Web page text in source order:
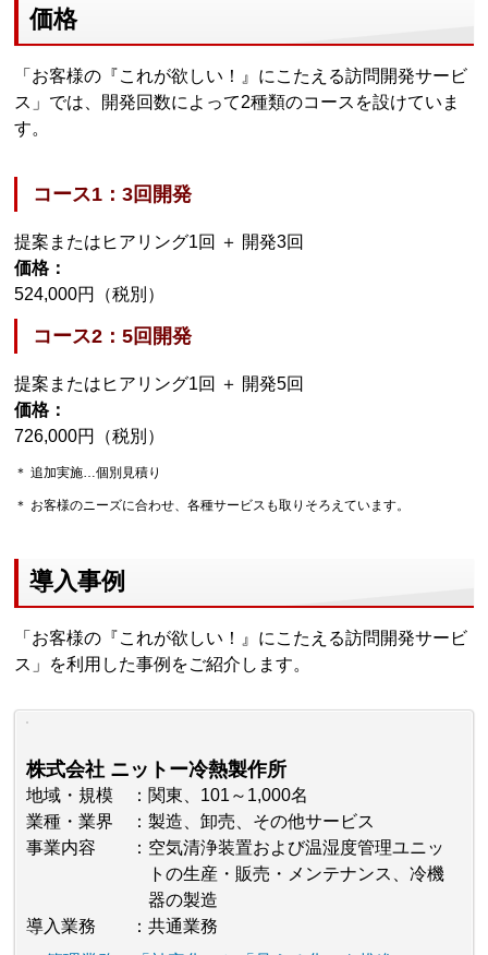
価格
「お客様の『これが欲しい！』にこたえる訪問開発サービ
ス」では、開発回数によって2種類のコースを設けていま
す。
コース1：3回開発
提案またはヒアリング1回 ＋ 開発3回
価格：
524,000円（税別）
コース2：5回開発
提案またはヒアリング1回 ＋ 開発5回
価格：
726,000円（税別）
＊ 追加実施…個別見積り
＊ お客様のニーズに合わせ、各種サービスも取りそろえています。
導入事例
「お客様の『これが欲しい！』にこたえる訪問開発サービ
ス」を利用した事例をご紹介します。
株式会社 ニットー冷熱製作所
地域・規模
関東、101～1,000名
業種・業界
製造、卸売、その他サービス
事業内容
空気清浄装置および温湿度管理ユニッ
トの生産・販売・メンテナンス、冷機
器の製造
導入業務
共通業務